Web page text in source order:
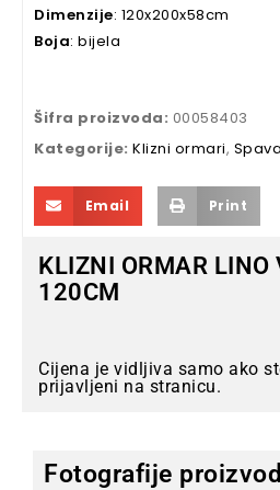
Dimenzije: 120x200x58cm
Boja: bijela
Šifra proizvoda: 00058403
Kategorije: Klizni ormari,
Email Print
KLIZNI ORMAR LINO
120CM
Cijena je vidljiva samo ako
prijavljeni na stranicu.
Fotografije